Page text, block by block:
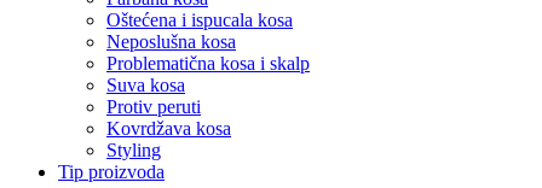
Oštećena i ispucala kosa
Neposlušna kosa
Problematična kosa i skalp
Suva kosa
Protiv peruti
Kovrdžava kosa
Styling
Tip proizvoda